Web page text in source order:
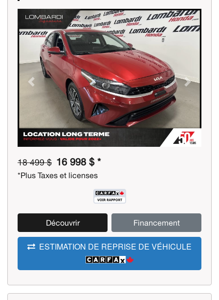
Previous Next
18 499 $ 16 998 $ *
*Plus Taxes et licenses
Découvrir Financement
ESTIMATION DE REPRISE DE VÉHICULE